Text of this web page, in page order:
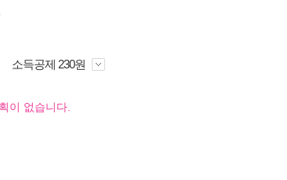
소득공제 230원
이 없습니다.